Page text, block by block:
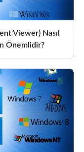
Viewer) Nasıl
Önemlidir?